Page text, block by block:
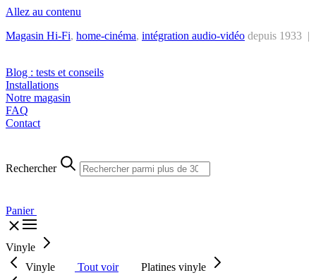
Allez au contenu
Magasin Hi-Fi, home-cinéma, intégration audio-vidéo depuis 1933 |
Blog : tests et conseils
Installations
Notre magasin
FAQ
Contact
Rechercher
Panier
Vinyle
Vinyle
Tout voir
Platines vinyle